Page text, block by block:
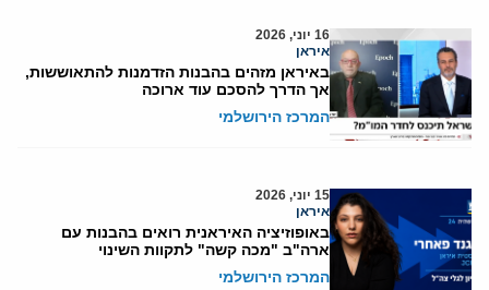
16 יוני, 2026
איראן
באיראן מזהים בהבנות הזדמנות להתאוששות,
אך הדרך להסכם עוד ארוכה
המרכז הירושלמי
15 יוני, 2026
איראן
באופוזיציה האיראנית רואים בהבנות עם
ארה"ב "מכה קשה" לתקוות השינוי
המרכז הירושלמי